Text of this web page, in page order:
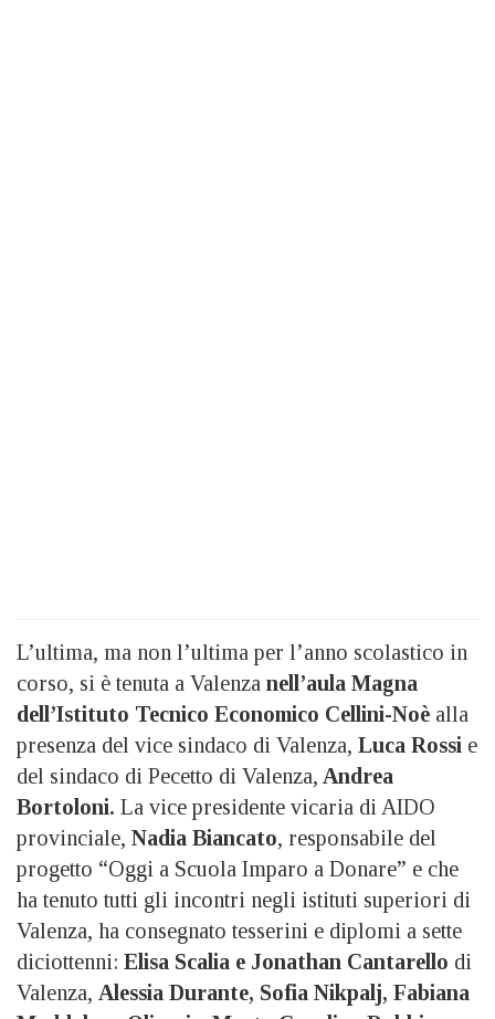
L’ultima, ma non l’ultima per l’anno scolastico in
corso, si è tenuta a Valenza nell’aula Magna
dell’Istituto Tecnico Economico Cellini-Noè alla
presenza del vice sindaco di Valenza, Luca Rossi e
del sindaco di Pecetto di Valenza, Andrea
Bortoloni. La vice presidente vicaria di AIDO
provinciale, Nadia Biancato, responsabile del
progetto “Oggi a Scuola Imparo a Donare” e che
ha tenuto tutti gli incontri negli istituti superiori di
Valenza, ha consegnato tesserini e diplomi a sette
diciottenni: Elisa Scalia e Jonathan Cantarello di
Valenza, Alessia Durante, Sofia Nikpalj, Fabiana